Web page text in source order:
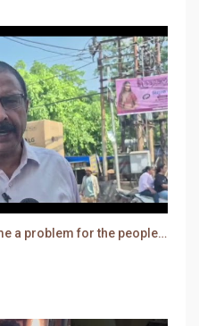
The old sewer line has become a problem for the people. Sewer water is entering people's houses.